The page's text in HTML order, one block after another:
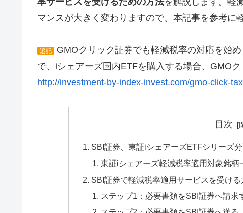
マンスが大きく変わりますので、本記事を参考に
追記
GMOクリック証券でも軽減税率の対応を始
で、iシェアーズ国内ETFを購入する場合、GMOク
http://investment-by-index-invest.com/gmo-click-
目次
SBI証券、東証iシェアーズETFシリーズ
東証iシェアーズ軽減税率適用対象銘柄
SBI証券で軽減税率適用サービスを受ける
ステップ1：必要書類をSBI証券へ請求